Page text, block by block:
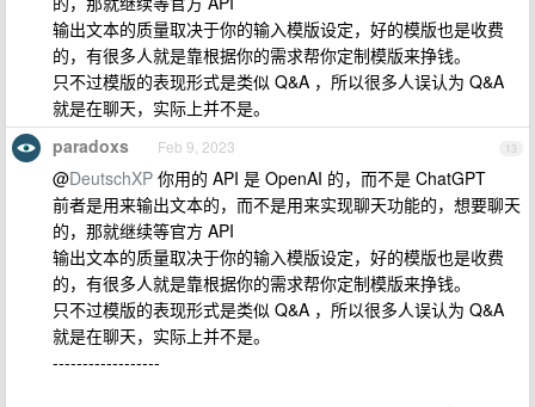
输出文本的质量取决于你的输入模版设定，好的模版也是收费
的，有很多人就是靠根据你的需求帮你定制模版来挣钱。
只不过模版的表现形式是类似 Q&A ，所以很多人误认为 Q&A
就是在聊天，实际上并不是。
13
paradoxs Feb 9, 2023
@DeutschXP 你用的 API 是 OpenAI 的，而不是 ChatGPT
前者是用来输出文本的，而不是用来实现聊天功能的，想要聊天
的，那就继续等官方 API
输出文本的质量取决于你的输入模版设定，好的模版也是收费
的，有很多人就是靠根据你的需求帮你定制模版来挣钱。
只不过模版的表现形式是类似 Q&A ，所以很多人误认为 Q&A
就是在聊天，实际上并不是。
------------------